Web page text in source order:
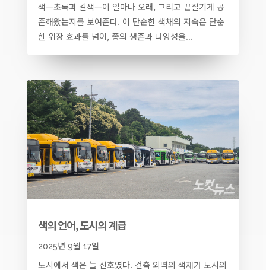
색—초록과 갈색—이 얼마나 오래, 그리고 끈질기게 공
존해왔는지를 보여준다. 이 단순한 색채의 지속은 단순
한 위장 효과를 넘어, 종의 생존과 다양성을...
색의 언어, 도시의 계급
2025년 9월 17일
도시에서 색은 늘 신호였다. 건축 외벽의 색채가 도시의